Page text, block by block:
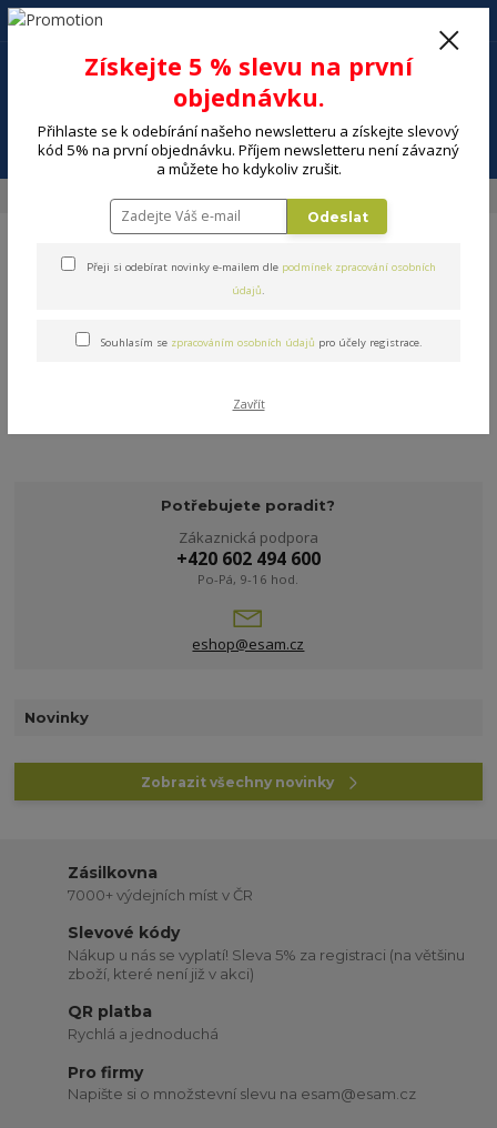
Menu
+420 602 494 600
Fondue
V této kategorii nebylo nalezeno žádné zboží.
Potřebujete poradit?
Zákaznická podpora
+420 602 494 600
Po-Pá, 9-16 hod.
eshop@esam.cz
Novinky
Zobrazit všechny novinky
Zásilkovna
7000+ výdejních míst v ČR
Slevové kódy
Nákup u nás se vyplatí! Sleva 5% za registraci (na většinu
zboží, které není již v akci)
QR platba
Rychlá a jednoduchá
Pro firmy
Napište si o množstevní slevu na esam@esam.cz
Získejte 5 % slevu na první
objednávku.
Přihlaste se k odebírání našeho newsletteru a získejte slevový
kód 5% na první objednávku. Příjem newsletteru není závazný
a můžete ho kdykoliv zrušit.
Odeslat
Přeji si odebírat novinky e-mailem dle podmínek zpracování osobních
údajů.
Souhlasím se zpracováním osobních údajů pro účely registrace.
Zavřít